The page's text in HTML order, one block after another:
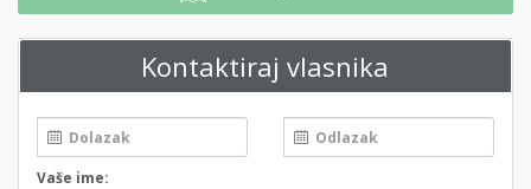
Kontaktiraj vlasnika
Vaše ime: